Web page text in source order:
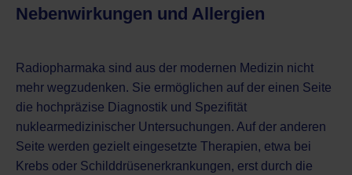
Nebenwirkungen und Allergien
Radiopharmaka sind aus der modernen Medizin nicht
mehr wegzudenken. Sie ermöglichen auf der einen Seite
die hochpräzise Diagnostik und Spezifität
nuklearmedizinischer Untersuchungen. Auf der anderen
Seite werden gezielt eingesetzte Therapien, etwa bei
Krebs oder Schilddrüsenerkrankungen, erst durch die